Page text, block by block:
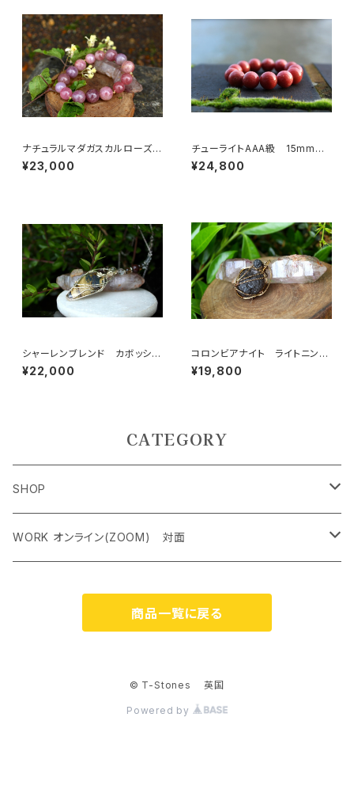
ナチュラルマダガスカルローズク
ォーツAAA級14ミリ 恋愛成
就、美、女性らしさ、癒し、内面の
¥23,000
チューライトAAA級 15mm
癒し、慈しみ、慈愛、女性性・・・そ
して成功運
¥24,800
シャーレンブレンド カボッショ
ン ネックレス 強靭なパワー
で、来世を動かす 夢の実現
¥22,000
コロンビアナイト ライトニング
ストーン 霊的世界との接触
新しい人生を切り開く
¥19,800
CATEGORY
SHOP
ペンダントトップ＜レアストーン＞
ケルティック アンド シンボルネックレス
ジェムストーンブレスレット
WORK オンライン(ZOOM) 対面
霊気アチューンメント オンライン（ZOOM） 対面
ストーンカウンセリング オンライン（ZOOM）
商品一覧に戻る
© T-Stones 英国
Powered by